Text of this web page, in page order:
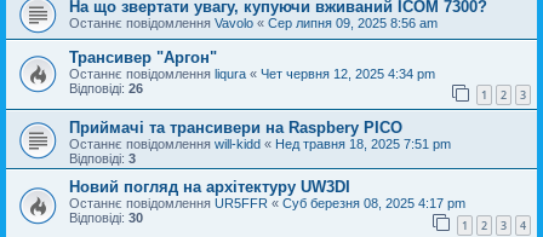
На що звертати увагу, купуючи вживаний ICOM 7300?
Останнє повідомлення Vavolo « Сер липня 09, 2025 8:56 am
Трансивер "Аргон"
Останнє повідомлення liqura « Чет червня 12, 2025 4:34 pm
Відповіді: 26 1 2 3
Приймачі та трансивери на Raspbery PICO
Останнє повідомлення will-kidd « Нед травня 18, 2025 7:51 pm
Відповіді: 3
Новий погляд на архітектуру UW3DI
Останнє повідомлення UR5FFR « Суб березня 08, 2025 4:17 pm
Відповіді: 30 1 2 3 4